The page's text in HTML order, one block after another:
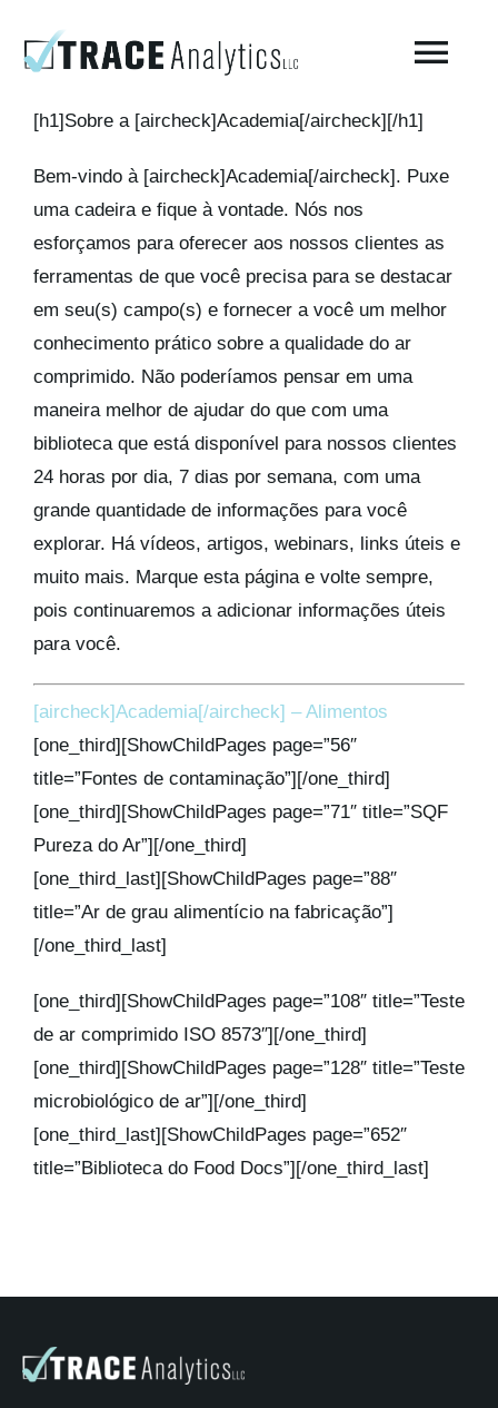
Teste de ar respirável comprimido
Teste de ar comprimido ISO 8573-1 / Fabricação
Testes ambientais
AirCheck Academy
Kits AirCheck
Account
[h1]Sobre a [aircheck]Academia[/aircheck][/h1]
Bem-vindo à [aircheck]Academia[/aircheck]. Puxe
uma cadeira e fique à vontade. Nós nos
esforçamos para oferecer aos nossos clientes as
ferramentas de que você precisa para se destacar
em seu(s) campo(s) e fornecer a você um melhor
conhecimento prático sobre a qualidade do ar
comprimido. Não poderíamos pensar em uma
maneira melhor de ajudar do que com uma
biblioteca que está disponível para nossos clientes
24 horas por dia, 7 dias por semana, com uma
grande quantidade de informações para você
explorar. Há vídeos, artigos, webinars, links úteis e
muito mais. Marque esta página e volte sempre,
pois continuaremos a adicionar informações úteis
para você.
[aircheck]Academia[/aircheck] – Alimentos
[one_third][ShowChildPages page=”56″
title=”Fontes de contaminação”][/one_third]
[one_third][ShowChildPages page=”71″ title=”SQF
Pureza do Ar”][/one_third]
[one_third_last][ShowChildPages page=”88″
title=”Ar de grau alimentício na fabricação”]
[/one_third_last]
[one_third][ShowChildPages page=”108″ title=”Teste
de ar comprimido ISO 8573″][/one_third]
[one_third][ShowChildPages page=”128″ title=”Teste
microbiológico de ar”][/one_third]
[one_third_last][ShowChildPages page=”652″
title=”Biblioteca do Food Docs”][/one_third_last]